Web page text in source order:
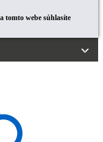
tomto webe súhlasíte